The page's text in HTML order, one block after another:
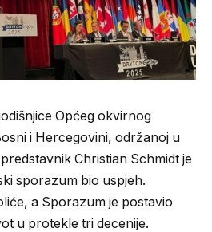
Općeg okvirnog
i Hercegovini, održanoj u
Christian Schmidt je
sporazum bio uspjeh.
a Sporazum je postavio
u protekle tri decenije.